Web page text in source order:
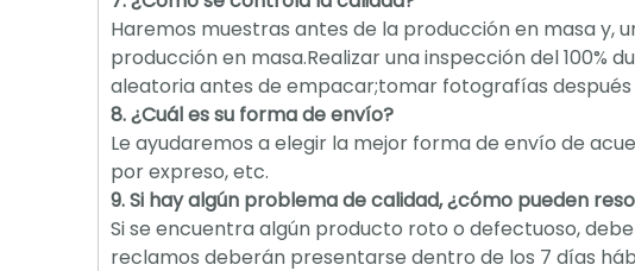
Haremos muestras antes de la producción en masa y,
producción en masa.Realizar una inspección del 100%
aleatoria antes de empacar;tomar fotografías
8. ¿Cuál es su forma de envío?
Le ayudaremos a elegir la mejor forma de envío de
por expreso, etc.
9. Si hay algún problema de calidad, ¿cómo pueden
Si se encuentra algún producto roto o defectuoso,
reclamos deberán presentarse dentro de los 7 días